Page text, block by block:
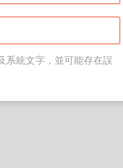
系統文字，並可能存在誤